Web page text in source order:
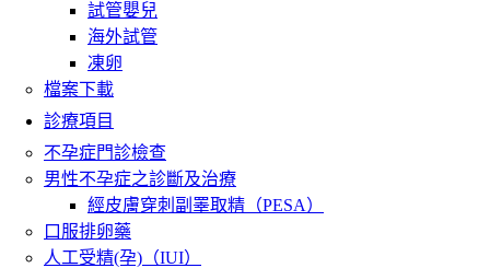
試管嬰兒
海外試管
凍卵
檔案下載
診療項目
不孕症門診檢查
男性不孕症之診斷及治療
經皮膚穿刺副睪取精（PESA）
口服排卵藥
人工受精(孕)（IUI）